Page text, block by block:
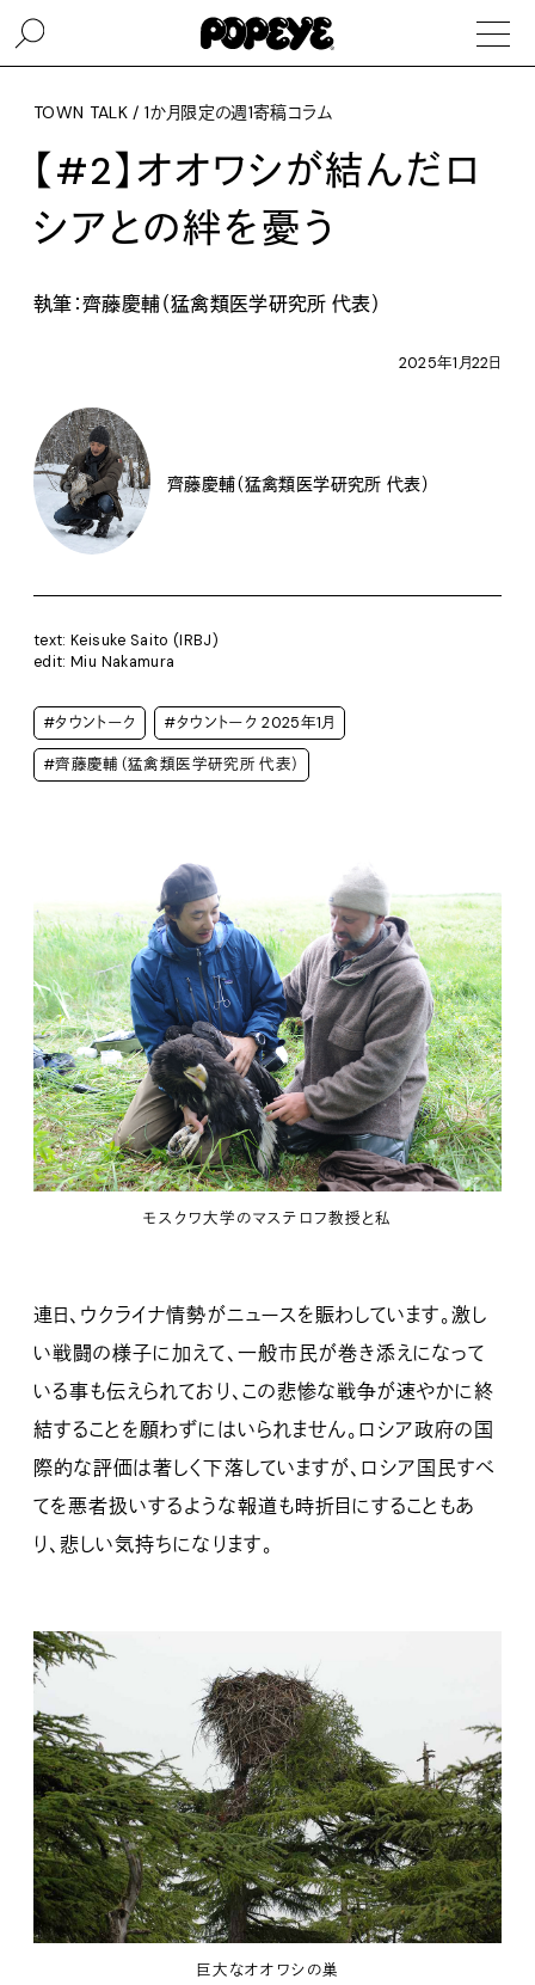
TOWN TALK / 1か月限定の週1寄稿コラム
【#2】オオワシが結んだロ
シアとの絆を憂う
執筆：齊藤慶輔（猛禽類医学研究所 代表）
2025年1月22日
齊藤慶輔（猛禽類医学研究所 代表）
text: Keisuke Saito (IRBJ)
edit: Miu Nakamura
#タウントーク #タウントーク 2025年1月
#齊藤慶輔（猛禽類医学研究所 代表）
モスクワ大学のマステロフ教授と私
連日、ウクライナ情勢がニュースを賑わしています。激し
い戦闘の様子に加えて、一般市民が巻き添えになって
いる事も伝えられており、この悲惨な戦争が速やかに終
結することを願わずにはいられません。ロシア政府の国
際的な評価は著しく下落していますが、ロシア国民すべ
てを悪者扱いするような報道も時折目にすることもあ
り、悲しい気持ちになります。
巨大なオオワシの巣